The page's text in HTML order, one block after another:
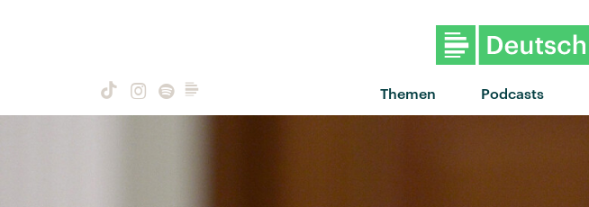
Themen Podcasts